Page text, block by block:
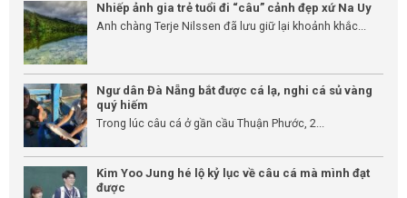
Nhiếp ảnh gia trẻ tuổi đi “câu” cảnh đẹp xứ Na Uy
Anh chàng Terje Nilssen đã lưu giữ lại khoảnh khắc...
Ngư dân Đà Nẵng bắt được cá lạ, nghi cá sủ vàng
quý hiếm
Trong lúc câu cá ở gần cầu Thuận Phước, 2...
Kim Yoo Jung hé lộ kỷ lục về câu cá mà mình đạt
được